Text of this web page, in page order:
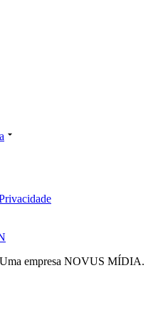
empresa NOVUS MÍDIA.